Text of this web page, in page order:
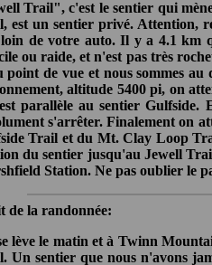
Trail", c'est le sentier qui
est un sentier privé. Attention,
de votre auto. Il y a 4.1 km
ou raide, et n'est pas très
point de vue et nous sommes
altitude 5400 pi, on
parallèle au sentier
s'arrêter. Finalement on
Trail et du Mt. Clay Loop
du sentier jusqu'au Jewell
Station. Ne pas oublier le
de la randonnée:
lève le matin et à Twinn
Un sentier que nous n'avons